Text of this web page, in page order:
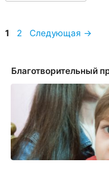
Страница
1 Страница
2 Следующая →
Благотворительный